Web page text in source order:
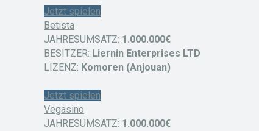
Jetzt spielen
Betista
JAHRESUMSATZ: 1.000.000€
BESITZER: Liernin Enterprises LTD
LIZENZ: Komoren (Anjouan)
Jetzt spielen
Vegasino
JAHRESUMSATZ: 1.000.000€